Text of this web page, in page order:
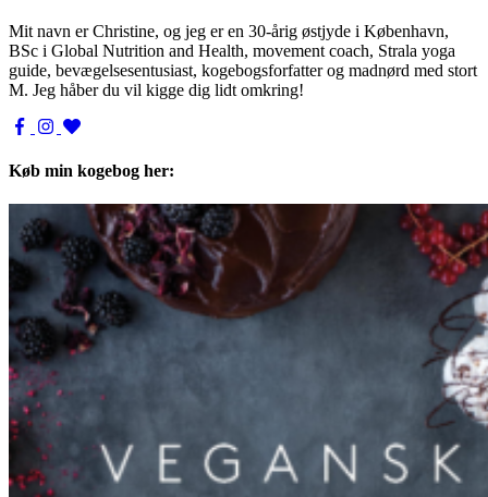
Mit navn er Christine, og jeg er en 30-årig østjyde i København,
BSc i Global Nutrition and Health, movement coach, Strala yoga
guide, bevægelsesentusiast, kogebogsforfatter og madnørd med stort
M. Jeg håber du vil kigge dig lidt omkring!
Køb min kogebog her: